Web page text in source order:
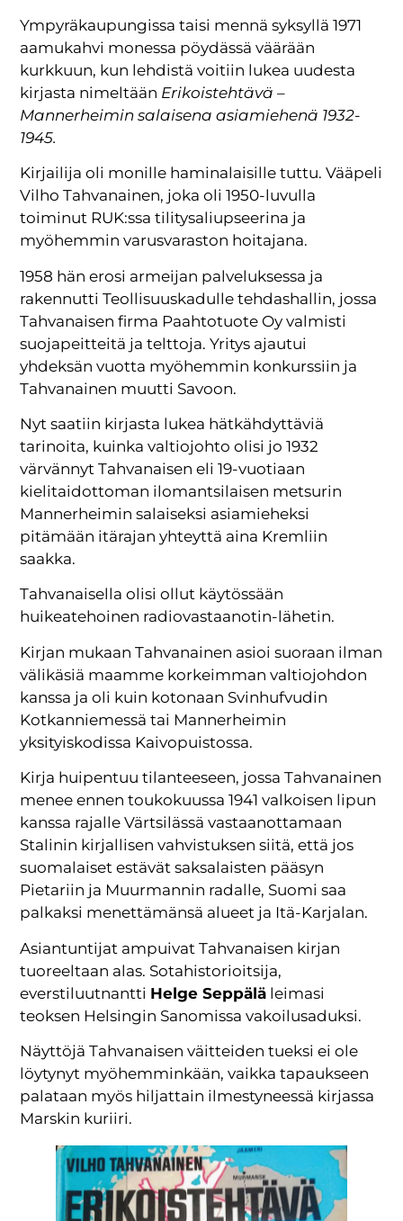
Ympyräkaupungissa taisi mennä syksyllä 1971
aamukahvi monessa pöydässä väärään
kurkkuun, kun lehdistä voitiin lukea uudesta
kirjasta nimeltään Erikoistehtävä –
Mannerheimin salaisena asiamiehenä 1932-
1945.
Kirjailija oli monille haminalaisille tuttu. Vääpeli
Vilho Tahvanainen, joka oli 1950-luvulla
toiminut RUK:ssa tilitysaliupseerina ja
myöhemmin varusvaraston hoitajana.
1958 hän erosi armeijan palveluksessa ja
rakennutti Teollisuuskadulle tehdashallin, jossa
Tahvanaisen firma Paahtotuote Oy valmisti
suojapeitteitä ja telttoja. Yritys ajautui
yhdeksän vuotta myöhemmin konkurssiin ja
Tahvanainen muutti Savoon.
Nyt saatiin kirjasta lukea hätkähdyttäviä
tarinoita, kuinka valtiojohto olisi jo 1932
värvännyt Tahvanaisen eli 19-vuotiaan
kielitaidottoman ilomantsilaisen metsurin
Mannerheimin salaiseksi asiamieheksi
pitämään itärajan yhteyttä aina Kremliin
saakka.
Tahvanaisella olisi ollut käytössään
huikeatehoinen radiovastaanotin-lähetin.
Kirjan mukaan Tahvanainen asioi suoraan ilman
välikäsiä maamme korkeimman valtiojohdon
kanssa ja oli kuin kotonaan Svinhufvudin
Kotkanniemessä tai Mannerheimin
yksityiskodissa Kaivopuistossa.
Kirja huipentuu tilanteeseen, jossa Tahvanainen
menee ennen toukokuussa 1941 valkoisen lipun
kanssa rajalle Värtsilässä vastaanottamaan
Stalinin kirjallisen vahvistuksen siitä, että jos
suomalaiset estävät saksalaisten pääsyn
Pietariin ja Muurmannin radalle, Suomi saa
palkaksi menettämänsä alueet ja Itä-Karjalan.
Asiantuntijat ampuivat Tahvanaisen kirjan
tuoreeltaan alas. Sotahistorioitsija,
everstiluutnantti Helge Seppälä leimasi
teoksen Helsingin Sanomissa vakoilusaduksi.
Näyttöjä Tahvanaisen väitteiden tueksi ei ole
löytynyt myöhemminkään, vaikka tapaukseen
palataan myös hiljattain ilmestyneessä kirjassa
Marskin kuriiri.